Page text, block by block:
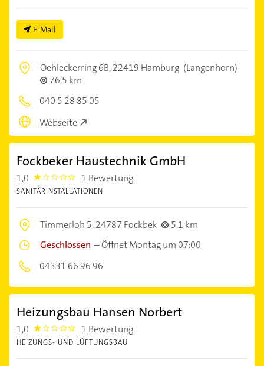
E-Mail
Oehleckerring 6B,22419 Hamburg (Langenhorn)
76,5 km
040 5 28 85 05
Webseite
Fockbeker Haustechnik GmbH
1,0 1.0 1 Bewertung
SANITÄRINSTALLATIONEN
Timmerloh 5,24787 Fockbek
5,1 km
Geschlossen –Öffnet Montag um 07:00
04331 66 96 96
Heizungsbau Hansen Norbert
1,0 1.0 1 Bewertung
HEIZUNGS- UND LÜFTUNGSBAU